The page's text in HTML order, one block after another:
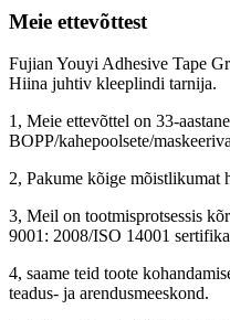
Meie ettevõttest
Fujian Youyi Adhesive Tape
Hiina juhtiv kleeplindi tarnija.
1, Meie ettevõttel on 33-
BOPP/kahepoolsete/
2, Pakume kõige mõistlikumat
3, Meil ​​on tootmisprotsessis
9001: 2008/ISO 14001
4, saame teid toote
teadus- ja arendusmeeskond.